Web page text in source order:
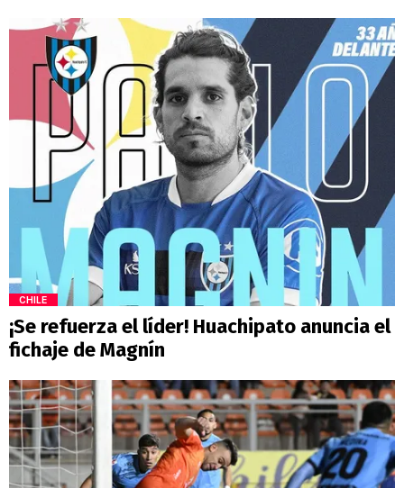
CHILE
¡Se refuerza el líder! Huachipato anuncia el
fichaje de Magnín